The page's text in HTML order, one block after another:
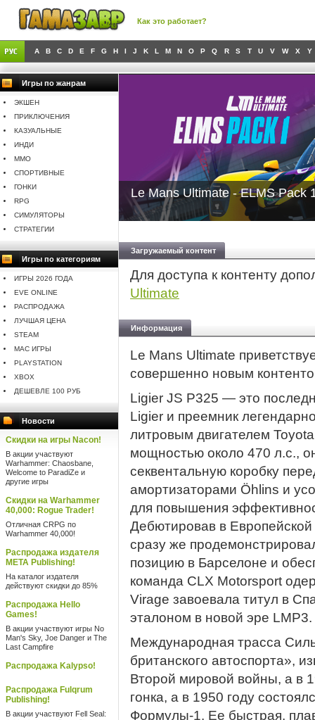
Как это работает?
A B C D E F G H I J K L M N O P Q R S T U V W X Y
Игры по жанрам
ЭКШЕН
ПРИКЛЮЧЕНИЯ
КАЗУАЛЬНЫЕ
ИНДИ
MMO
СПОРТИВНЫЕ
ГОНКИ
RPG
СИМУЛЯТОРЫ
СТРАТЕГИИ
Игры по категориям
ИГРЫ 2026 ГОДА
EVE ONLINE
РАСПРОДАЖА
ЛУЧШАЯ ЦЕНА
STEAM
MAC ИГРЫ
PLAYSTATION
XBOX
ДЕШЕВЛЕ 100 РУБ
Новости
Скидки на игры Nacon!
В акции участвуют
Warhammer: Chaosbane,
Welcome to ParadiZe и
другие игры
Скидки на Warhammer
40,000: Rogue Trader!
Отличная CRPG по
Warhammer 40,000!
Распродажа издателя
META Publishing!
На каталог издателя
действуют скидки до 85%
Распродажа Hello
Games!
В акции участвуют игры No
Man's Sky, Joe Danger и The
Last Campfire
Распродажа Kalypso!
Распродажа Fulqrum
Publishing!
В акции участвуют Fell Seal:
Le Mans Ultimate - ELMS Pack
Загружаемый контент
Для доступа к контенту
Ultimate
Информация
Le Mans Ultimate
совершенно новым
Ligier JS P325 — это
Ligier и преемник
литровым двигателем
мощностью около 470 л.с.,
секвентальную коробку
амортизаторами Öhlins и
для повышения
Дебютировав в
сразу же
позицию в Барселоне и
команда CLX Motorsport
Virage завоевала титул в
эталоном в новой эре LMP3.
Международная трасса
британского автоспорта»,
Второй мировой войны, а в
гонка, а в 1950 году
Формулы-1. Ее быстрая,